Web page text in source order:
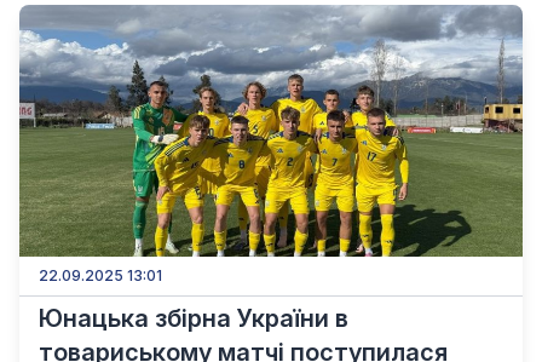
22.09.2025 13:01
Юнацька збірна України в
товариському матчі поступилася